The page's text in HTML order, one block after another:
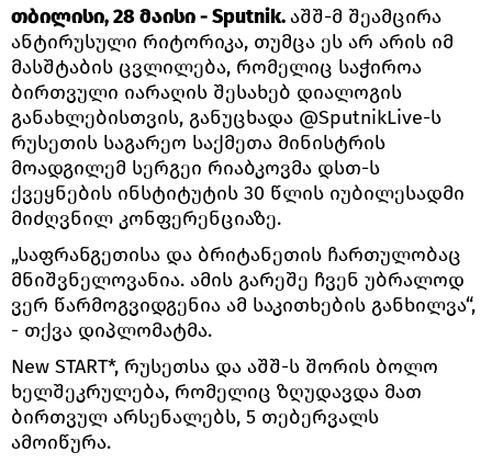
თბილისი, 28 მაისი - Sputnik.აშშ-მ შეამცირა
ანტირუსული რიტორიკა, თუმცა ეს არ არის იმ
მასშტაბის ცვლილება, რომელიც საჭიროა
ბირთვული იარაღის შესახებ დიალოგის
განახლებისთვის, განუცხადა @SputnikLive-ს
რუსეთის საგარეო საქმეთა მინისტრის
მოადგილემ სერგეი რიაბკოვმა დსთ-ს
ქვეყნების ინსტიტუტის 30 წლის იუბილესადმი
მიძღვნილ კონფერენციაზე.
„საფრანგეთისა და ბრიტანეთის ჩართულობაც
მნიშვნელოვანია. ამის გარეშე ჩვენ უბრალოდ
ვერ წარმოგვიდგენია ამ საკითხების განხილვა“,
- თქვა დიპლომატმა.
New START*, რუსეთსა და აშშ-ს შორის ბოლო
ხელშეკრულება, რომელიც ზღუდავდა მათ
ბირთვულ არსენალებს, 5 თებერვალს
ამოიწურა.